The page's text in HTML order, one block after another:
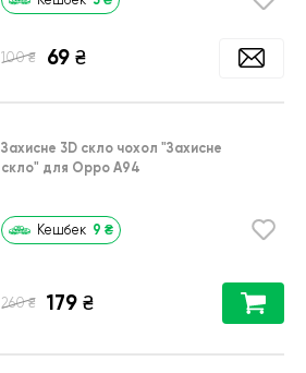
100 ₴ 69 ₴
Захисне 3D скло чохол "Захисне
скло" для Oppo A94
Кешбек 9 ₴
260 ₴ 179 ₴